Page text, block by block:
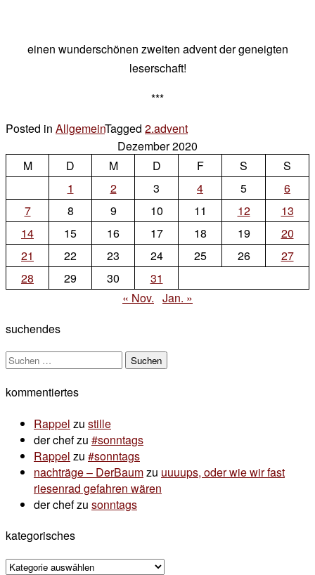
einen wunderschönen zweiten advent der geneigten
leserschaft!
***
Posted in AllgemeinTagged 2.advent
a
Comment
on
2.advent
Dezember 2020
M
D M D F S
S
1
2 3 4 5
6
7
8 9 10 11 12
13
14
15 16 17 18 19
20
21
22 23 24 25 26
27
28
29 30
31
« Nov. Jan. »
suchendes
Suchen
kommentiertes
Rappel zu stille
der chefzu #sonntags
Rappel zu #sonntags
nachträge – DerBaumzu uuuups, oder wie wir fast
riesenrad gefahren wären
der chefzu sonntags
kategorisches
kategorisches